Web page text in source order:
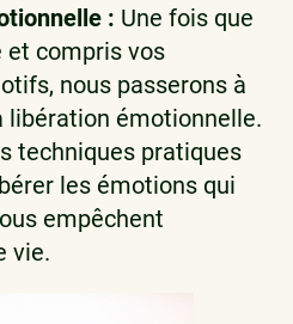
: Une fois que
et compris vos
nous passerons à
libération émotionnelle.
techniques pratiques
les émotions qui
empêchent
vie.